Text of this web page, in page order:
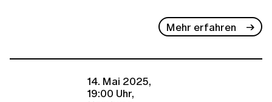
Mehr erfahren
14. Mai 2025,
19:00 Uhr,